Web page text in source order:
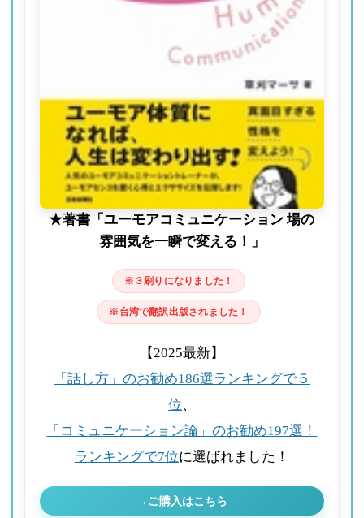
★著書「ユーモアコミュニケーション 場の
雰囲気を一瞬で変える！」
※３刷りになりました！
※台湾で翻訳出版されました！
【2025最新】
「話し方」のお勧め186選ランキングで５
位、
「コミュニケーション論」のお勧め197選！
ランキングで7位に選ばれました！
→ご購入はこちら